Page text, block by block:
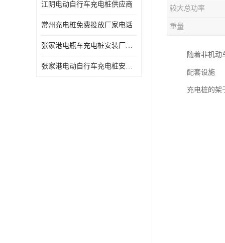
江阴电动自行车充电桩供应商
常州充电桩免费投放厂家电话
张家港电瓶车充电桩安装厂家电话
张家港电动自行车充电桩安装供货商
较大总功率
重量
随着非机动
配套设施
充电桩的架